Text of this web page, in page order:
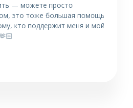
— можете просто
это тоже большая помощь
кто поддержит меня и мой